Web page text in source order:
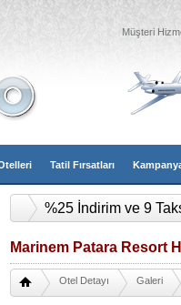
Müşteri
Tatil Fırsatları
%25 İndirim ve 9
Marinem Patara Resort
Otel Detayı Galeri